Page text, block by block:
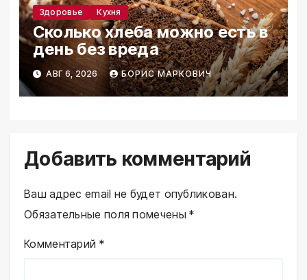
Здоровье Кухня
Сколько хлеба можно есть в
день без вреда
АВГ 6, 2026 БОРИС МАРКОВИЧ
Добавить комментарий
Ваш адрес email не будет опубликован.
Обязательные поля помечены*
Комментарий *